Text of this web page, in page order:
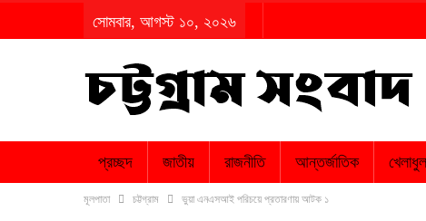
সোমবার, আগস্ট ১০, ২০২৬
প্রচ্ছদ জাতীয় রাজনীতি আন্তর্জাতিক
মূলপাতা চট্টগ্রাম ভুয়া এনএসআই পরিচয়ে প্রতারণায় আটক ১